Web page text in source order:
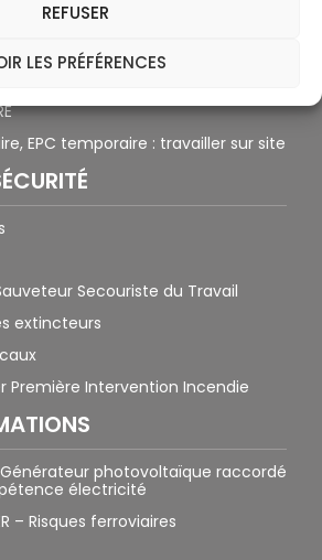
REFUSER
LES PRÉFÉRENCES
EPC temporaire : travailler sur site
Secouriste du Travail
extincteurs
Première Intervention Incendie
Générateur photovoltaïque raccordé
électricité
– Risques ferroviaires